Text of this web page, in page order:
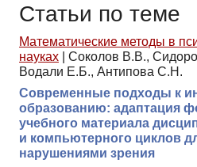
Статьи по теме
Математические методы в
науках
Соколов В.В.,
Водали Е.Б., Антипова С.Н.
Современные подходы к
образованию: адаптация
учебного материала
и компьютерного циклов
нарушениями зрения